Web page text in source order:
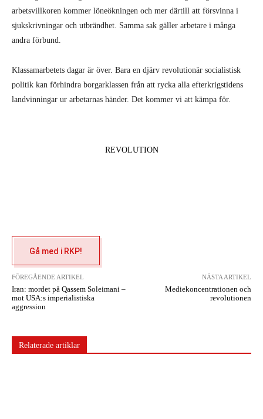
arbetsvill­koren kommer löneökningen och mer därtill att försvinna i
sjukskrivningar och utbränd­het. Samma sak gäller arbetare i många
andra förbund.
Klassamarbetets dagar är över. Bara en djärv revolutionär socialistisk
politik kan förhindra borgarklassen från att rycka alla efterkrigstidens
landvinningar ur arbetarnas händer. Det kom­mer vi att kämpa för.
REVOLUTION
Gå med i RKP!
FÖREGÅENDE ARTIKEL
Iran: mordet på Qassem Soleimani –
mot USA:s imperialistiska
aggression
NÄSTA ARTIKEL
Mediekoncentrationen och
revolutionen
Relaterade artiklar